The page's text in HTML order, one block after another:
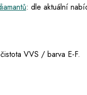
: dle aktuální
VVS / barva E-F.